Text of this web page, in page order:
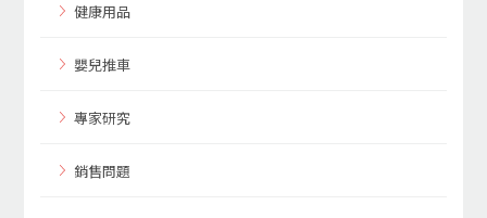
健康用品
嬰兒推車
專家研究
銷售問題